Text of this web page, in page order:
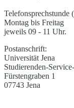
Telefonsprechstunde
Montag bis Freitag
jeweils 09 - 11 Uhr.
Postanschrift:
Universität Jena
Studierenden-
Fürstengraben 1
07743 Jena